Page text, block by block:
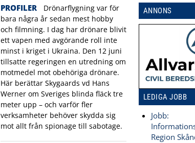
PROFILER
Drönarflygning var för
bara några år sedan mest hobby
och filmning. I dag har drönare blivit
ett vapen med avgörande roll inte
minst i kriget i Ukraina. Den 12 juni
tillsatte regeringen en utredning om
motmedel mot obehöriga drönare.
Här berättar Skygaards vd Hans
Werner om Sveriges blinda fläck tre
meter upp – och varför fler
verksamheter behöver skydda sig
mot allt från spionage till sabotage.
ANNONS
LEDIGA JOBB
Jobb:
Region